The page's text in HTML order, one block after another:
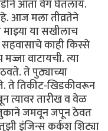
आता वेग घेतलाय.
आज मला तीव्रतेने
या सखीलाच
काही किस्से
वाटायची. त्या
ते पुठ्याच्या
ते तिकीट-खिडकीवरून
त्यावर तारीख व वेळ
जमवून जपून ठेवत
इंजिन्स कर्कश शिट्या